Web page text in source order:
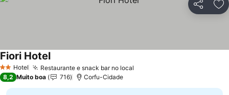
Partilhar
2 Estrelas
Hotel Restaurante e snack bar no local
Fiori Hotel
8,2 Muito boa 716 Corfu-Cidade